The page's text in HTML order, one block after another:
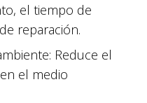
el tiempo de
reparación.
Reduce el
el medio